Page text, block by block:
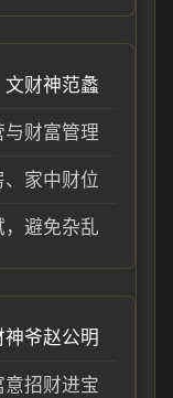
文财神范蠡
财富管理
家中财位
避免杂乱
神爷赵公明
招财进宝